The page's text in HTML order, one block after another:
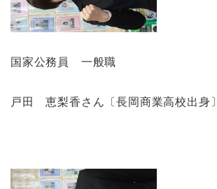
国家公務員 一般職
戸田 恵梨香さん〔長岡商業高校出身〕